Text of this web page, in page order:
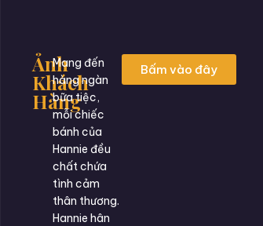
Ảnh
Khách
Hàng
Mang đến
hàng ngàn
bữa tiệc,
mỗi chiếc
bánh của
Hannie đều
chất chứa
tình cảm
thân thương.
Hannie hân
Bấm vào đây